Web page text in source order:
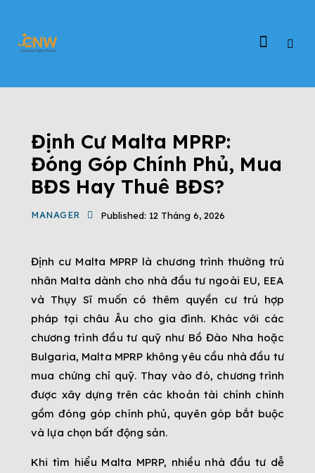
Định Cư Malta MPRP:
Đóng Góp Chính Phủ, Mua
BĐS Hay Thuê BĐS?
MANAGER Published: 12 Tháng 6, 2026
Định cư Malta MPRP là chương trình thường trú
nhân Malta dành cho nhà đầu tư ngoài EU, EEA
và Thụy Sĩ muốn có thêm quyền cư trú hợp
pháp tại châu Âu cho gia đình. Khác với các
chương trình đầu tư quỹ như Bồ Đào Nha hoặc
Bulgaria, Malta MPRP không yêu cầu nhà đầu tư
mua chứng chỉ quỹ. Thay vào đó, chương trình
được xây dựng trên các khoản tài chính chính
gồm đóng góp chính phủ, quyên góp bắt buộc
và lựa chọn bất động sản.
Khi tìm hiểu Malta MPRP, nhiều nhà đầu tư dễ